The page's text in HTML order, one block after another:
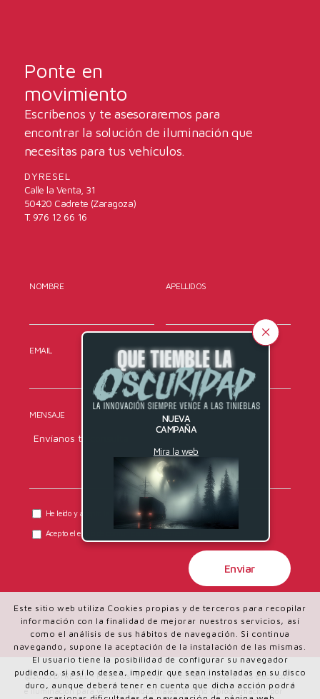
NUEVA
CAMPAÑA
Mira la web
Ponte en
movimiento
Escríbenos y te asesoraremos para
encontrar la solución de iluminación que
necesitas para tus vehículos.
DYRESEL
Calle la Venta, 31
50420 Cadrete (Zaragoza)
T. 976 12 66 16
NOMBRE APELLIDOS
EMAIL TELÉFONO
MENSAJE
He leído y acepto la política de privacidadde DYRESEL.
Acepto el envío de comunicaciones comerciales.
@2025 DYRESEL - Ponemos la luz en movimiento | Sistemas eléctricos
e iluminación para vehículos industriales. Diseño y programación por
Este sitio web utiliza Cookies propias y de terceros para recopilar
información con la finalidad de mejorar nuestros servicios, así
como el análisis de sus hábitos de navegación. Si continua
navegando, supone la aceptación de la instalación de las mismas.
El usuario tiene la posibilidad de configurar su navegador
pudiendo, si así lo desea, impedir que sean instaladas en su disco
duro, aunque deberá tener en cuenta que dicha acción podrá